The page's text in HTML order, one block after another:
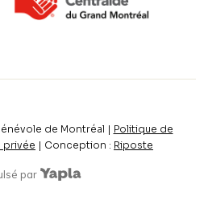
de Montréal | Politique de
privée | Conception : Riposte
par